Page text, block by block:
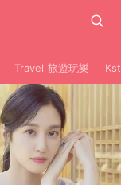
Travel 旅遊玩樂